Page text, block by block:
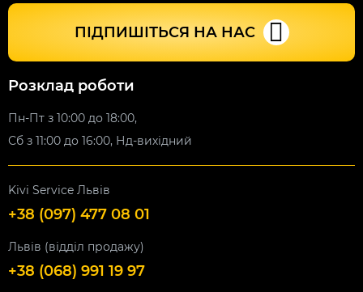
ПІДПИШІТЬСЯ НА НАС
Розклад роботи
Пн-Пт з 10:00 до 18:00,
Сб з 11:00 до 16:00, Нд-вихідний
Kivi Service Львів
+38 (097) 477 08 01
Львів (відділ продажу)
+38 (068) 991 19 97